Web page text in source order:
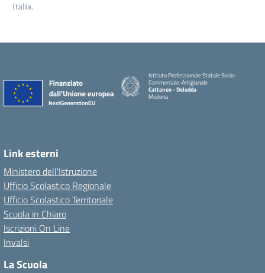
Italia.
Istituto Professionale Statale Socio-
Commerciale-Artigianale
Cattaneo - Deledda
Modena
Link esterni
Ministero dell'Istruzione
Ufficio Scolastico Regionale
Ufficio Scolastico Territoriale
Scuola in Chiaro
Iscrizioni On Line
Invalsi
La Scuola